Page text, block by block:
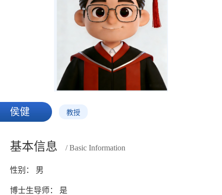
侯健 教授
基本信息 / Basic Information
性别： 男
博士生导师： 是